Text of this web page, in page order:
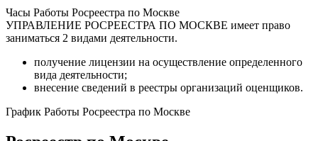
Часы Работы Росреестра по Москве
УПРАВЛЕНИЕ РОСРЕЕСТРА ПО МОСКВЕ имеет право
заниматься 2 видами деятельности.
получение лицензии на осуществление определенного
вида деятельности;
внесение сведений в реестры организаций оценщиков.
График Работы Росреестра по Москве